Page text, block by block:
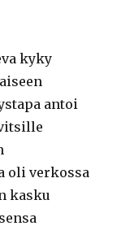
kyky
antoi
oli verkossa
kasku